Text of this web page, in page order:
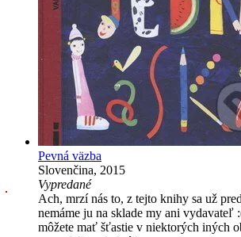
Pevná väzba
Slovenčina, 2015
Vypredané
Ach, mrzí nás to, z tejto knihy sa už
nemáme ju na sklade my ani vydavateľ
môžete mať šťastie v niektorých iných